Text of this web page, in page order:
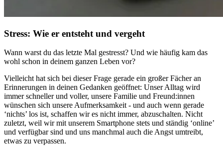
Stress: Wie er entsteht und vergeht
Wann warst du das letzte Mal gestresst? Und wie häufig kam das
wohl schon in deinem ganzen Leben vor?
Vielleicht hat sich bei dieser Frage gerade ein großer Fächer an
Erinnerungen in deinen Gedanken geöffnet: Unser Alltag wird
immer schneller und voller, unsere Familie und Freund:innen
wünschen sich unsere Aufmerksamkeit - und auch wenn gerade
‘nichts’ los ist, schaffen wir es nicht immer, abzuschalten. Nicht
zuletzt, weil wir mit unserem Smartphone stets und ständig ‘online’
und verfügbar sind und uns manchmal auch die Angst umtreibt,
etwas zu verpassen.